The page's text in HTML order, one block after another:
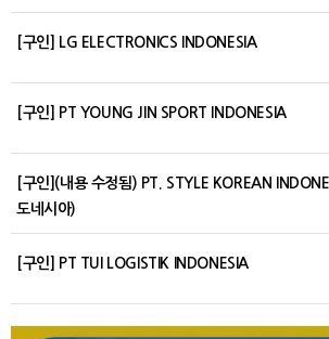
[구인] LG ELECTRONICS INDONESIA
[구인] PT YOUNG JIN SPORT INDONESIA
[구인](내용 수정됨) PT. STYLE KOREAN
도네시아)
[구인] PT TUI LOGISTIK INDONESIA